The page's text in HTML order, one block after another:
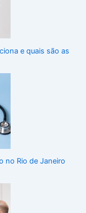
e quais são as
no Rio de Janeiro